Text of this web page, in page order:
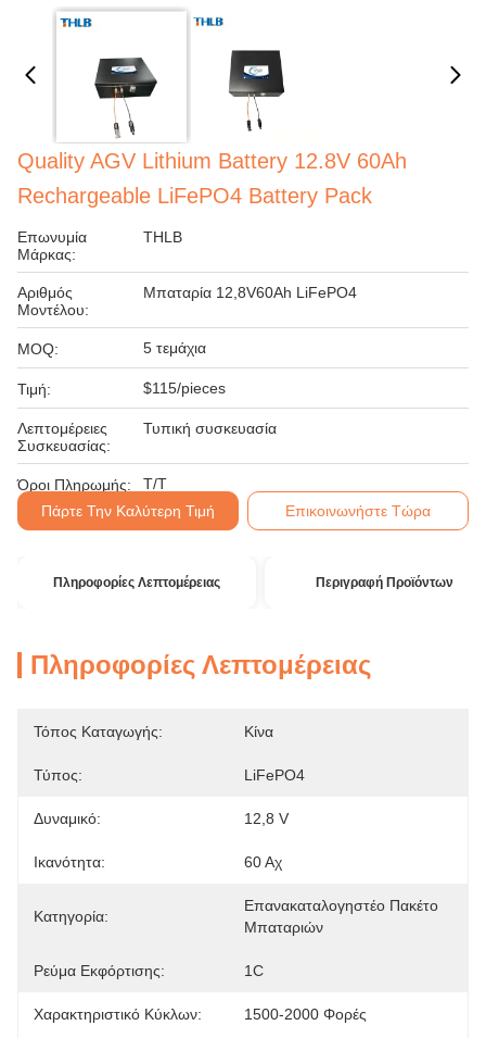
Quality AGV Lithium Battery 12.8V 60Ah
Rechargeable LiFePO4 Battery Pack
Επωνυμία
Μάρκας:
THLB
Αριθμός
Μοντέλου:
Μπαταρία 12,8V60Ah LiFePO4
MOQ: 5 τεμάχια
Τιμή: $115/pieces
Λεπτομέρειες
Συσκευασίας:
Τυπική συσκευασία
Όροι Πληρωμής:
T/T
Πάρτε Την Καλύτερη Τιμή
Επικοινωνήστε Τώρα
Πληροφορίες Λεπτομέρειας Περιγραφή Προϊόντων
Πληροφορίες Λεπτομέρειας
Τόπος Καταγωγής: Κίνα
Τύπος: LiFePO4
Δυναμικό: 12,8 V
Ικανότητα: 60 Αχ
Κατηγορία:
Επανακαταλογηστέο Πακέτο
Μπαταριών
Ρεύμα Εκφόρτισης: 1C
Χαρακτηριστικό Κύκλων: 1500-2000 Φορές